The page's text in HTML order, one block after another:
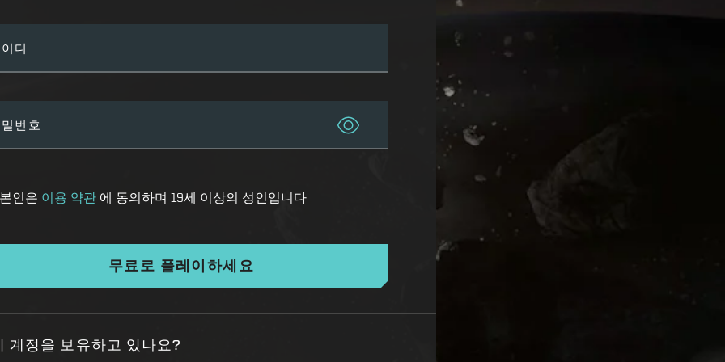
디
번호
본인은 이용 약관 에 동의하며 19세 이상의 성인입니다
무료로 플레이하세요
계정을 보유하고 있나요?